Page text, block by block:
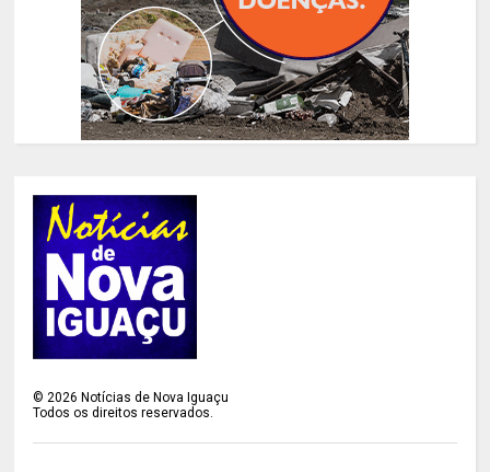
©2026 Notícias de Nova Iguaçu
Todos os direitos reservados.